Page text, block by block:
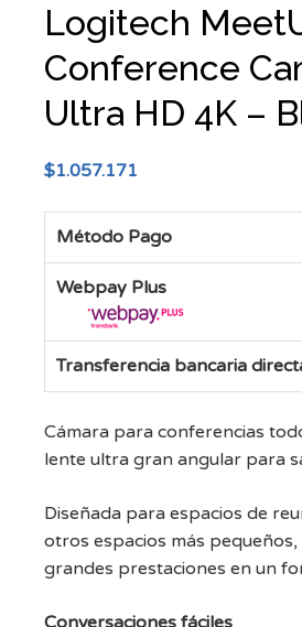
Logitech
Conference
Ultra HD 4K –
$1.057.171
Método Pago
Webpay Plus
Transferencia bancaria
Cámara para conferencias
lente ultra gran angular para
Diseñada para espacios de
otros espacios más
grandes prestaciones en un
Conversaciones fáciles